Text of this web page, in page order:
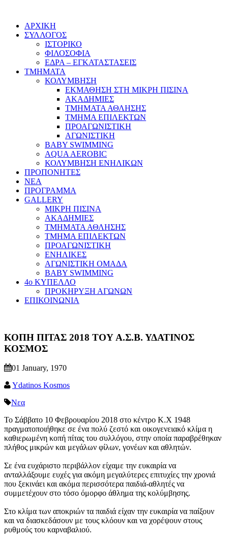
ΑΡΧΙΚΗ
ΣΥΛΛΟΓΟΣ
ΙΣΤΟΡΙΚΟ
ΦΙΛΟΣΟΦΙΑ
ΕΔΡΑ – ΕΓΚΑΤΑΣΤΑΣΕΙΣ
ΤΜΗΜΑΤΑ
ΚΟΛΥΜΒΗΣΗ
ΕΚΜΑΘΗΣΗ ΣΤΗ ΜΙΚΡΗ ΠΙΣΙΝΑ
ΑΚΑΔΗΜΙΕΣ
ΤΜΗΜΑΤΑ ΑΘΛΗΣΗΣ
ΤΜΗΜΑ ΕΠΙΛΕΚΤΩΝ
ΠΡΟΑΓΩΝΙΣΤΙΚΗ
ΑΓΩΝΙΣΤΙΚΗ
BABY SWIMMING
AQUA AEROBIC
ΚΟΛΥΜΒΗΣΗ ΕΝΗΛΙΚΩΝ
ΠΡΟΠΟΝΗΤΕΣ
ΝΕΑ
ΠΡΟΓΡΑΜΜΑ
GALLERY
ΜΙΚΡΗ ΠΙΣΙΝΑ
ΑΚΑΔΗΜΙΕΣ
ΤΜΗΜΑΤΑ ΑΘΛΗΣΗΣ
ΤΜΗΜΑ ΕΠΙΛΕΚΤΩΝ
ΠΡΟΑΓΩΝΙΣΤΙΚΗ
ΕΝΗΛΙΚΕΣ
ΑΓΩΝΙΣΤΙΚΗ ΟΜΑΔΑ
BABY SWIMMING
4ο ΚΥΠΕΛΛΟ
ΠΡΟΚΗΡΥΞΗ ΑΓΩΝΩΝ
ΕΠΙΚΟΙΝΩΝΙΑ
ΚΟΠΗ ΠΙΤΑΣ 2018 ΤΟΥ Α.Σ.Β. ΥΔΑΤΙΝΟΣ
ΚΟΣΜΟΣ
01 January, 1970
Ydatinos Kosmos
Νεα
Το Σάββατο 10 Φεβρουαρίου 2018 στο κέντρο Κ.Χ 1948
πραγματοποιήθηκε σε ένα πολύ ζεστό και οικογενειακό κλίμα η
καθιερωμένη κοπή πίτας του συλλόγου, στην οποία παραβρέθηκαν
πλήθος μικρών και μεγάλων φίλων, γονέων και αθλητών.
Σε ένα ευχάριστο περιβάλλον είχαμε την ευκαιρία να
ανταλλάξουμε ευχές για ακόμη μεγαλύτερες επιτυχίες την χρονιά
που ξεκινάει και ακόμα περισσότερα παιδιά-αθλητές να
συμμετέχουν στο τόσο όμορφο άθλημα της κολύμβησης.
Στο κλίμα των αποκριών τα παιδιά είχαν την ευκαιρία να παίξουν
και να διασκεδάσουν με τους κλόουν και να χορέψουν στους
ρυθμούς του καρναβαλιού.